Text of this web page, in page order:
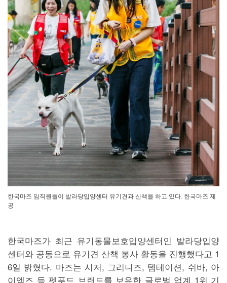
한국마즈 임직원들이 발라당입양센터 유기견과 산책을 하고 있다. 한국마즈 제
공
한국마즈가 최근 유기동물보호입양센터인 발라당입양
센터와 공동으로 유기견 산책 봉사 활동을 진행했다고 1
6일 밝혔다. 마즈는 시저, 그리니즈, 템테이션, 쉬바, 아
이엠즈 등 펫푸드 브랜드를 보유한 글로벌 업계 1위 기